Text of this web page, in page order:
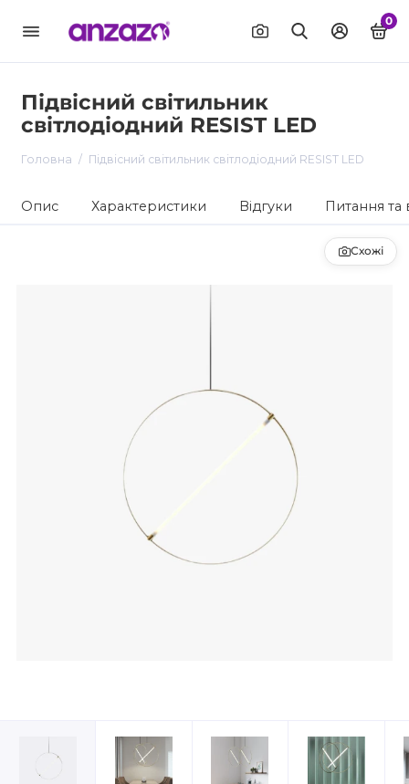
0
Підвісний світильник
світлодіодний RESIST LED
Головна Підвісний світильник світлодіодний RESIST LED
Опис Характеристики Відгуки Питання та
Схожі